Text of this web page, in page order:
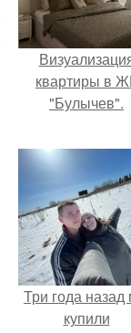
квартиры в
"Булычев".
Три года
купили